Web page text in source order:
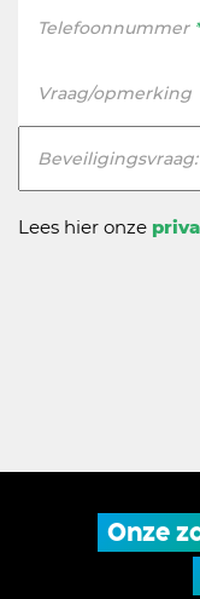
Telefoonnummer *
Vraag/opmerking
Lees hier onze
Onze